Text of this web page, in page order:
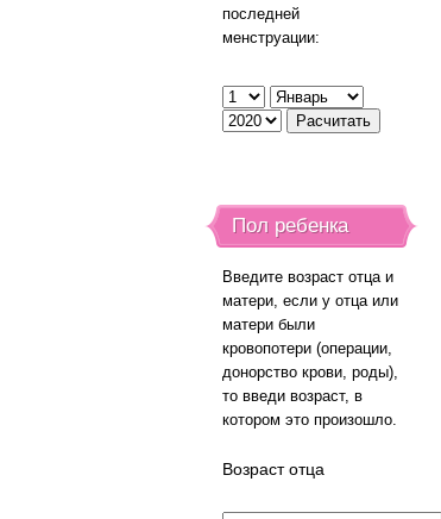
последней
менструации:
Пол ребенка
Введите возраст отца и
матери, если у отца или
матери были
кровопотери (операции,
донорство крови, роды),
то введи возраст, в
котором это произошло.
Возраст отца